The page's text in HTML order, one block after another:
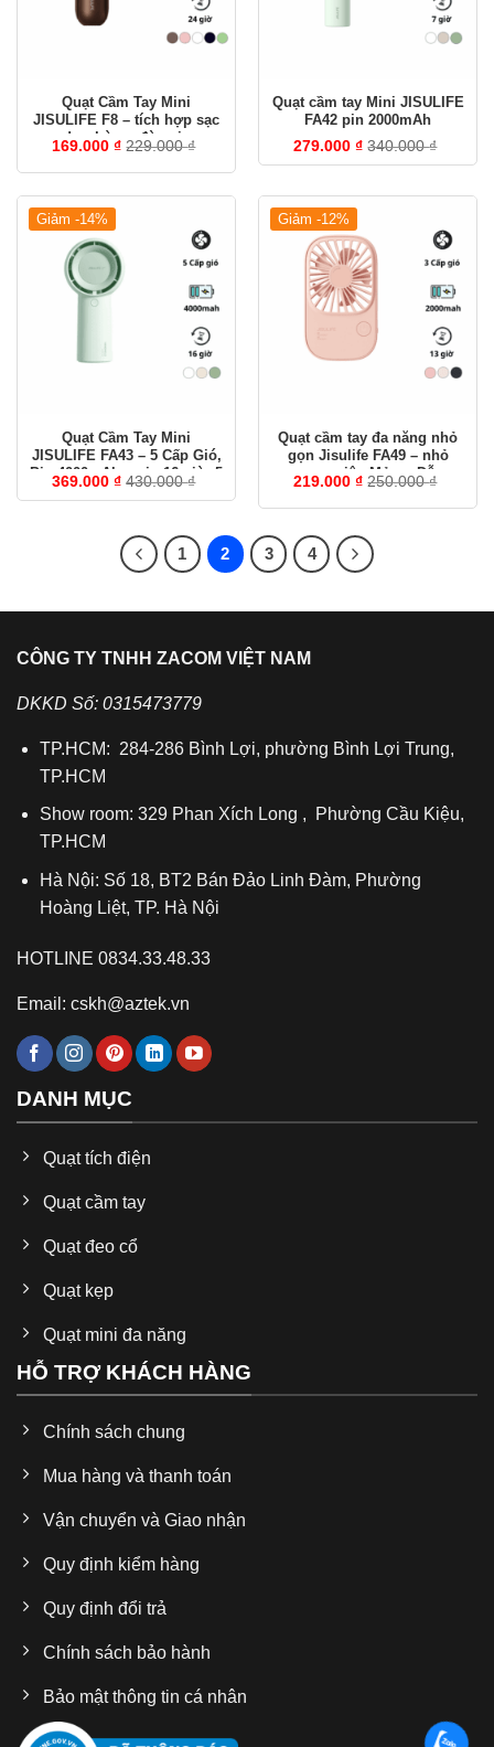
Quạt Cầm Tay Mini
JISULIFE F8 – tích hợp sạc
dự phòng, đèn pin
169.000₫ 229.000₫
Quạt cầm tay Mini JISULIFE
FA42 pin 2000mAh
279.000₫ 340.000₫
Giảm -14%
Quạt Cầm Tay Mini
JISULIFE FA43 – 5 Cấp Gió,
Pin 4000mAh – pin 16 giờ, 5
cấp độ gió
369.000₫ 430.000₫
Giảm -12%
Quạt cầm tay đa năng nhỏ
gọn Jisulife FA49 – nhỏ
gọn, siêu Mỏng, Dễ
Thương, pin 13 giờ
219.000₫ 250.000₫
1 2 3 4
CÔNG TY TNHH ZACOM VIỆT NAM
DKKD Số: 0315473779
TP.HCM: 284-286 Bình Lợi, phường Bình Lợi Trung,
TP.HCM
Show room: 329 Phan Xích Long , Phường Cầu Kiệu,
TP.HCM
Hà Nội: Số 18, BT2 Bán Đảo Linh Đàm, Phường
Hoàng Liệt, TP. Hà Nội
HOTLINE 0834.33.48.33
Email: cskh@aztek.vn
DANH MỤC
Quạt tích điện
Quạt cầm tay
Quạt đeo cổ
Quạt kẹp
Quạt mini đa năng
HỖ TRỢ KHÁCH HÀNG
Chính sách chung
Mua hàng và thanh toán
Vận chuyển và Giao nhận
Quy định kiểm hàng
Quy định đổi trả
Chính sách bảo hành
Bảo mật thông tin cá nhân